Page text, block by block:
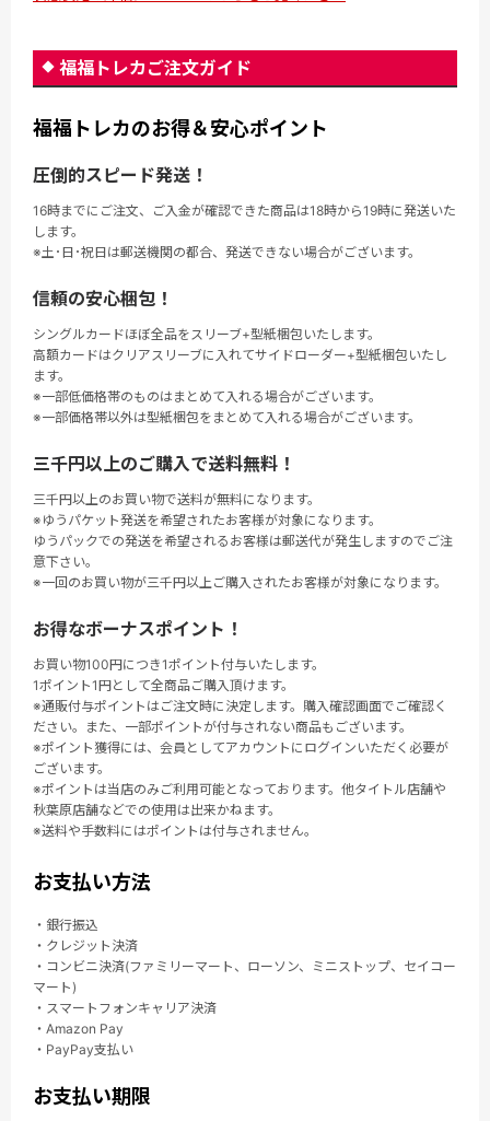
福福トレカご注文ガイド
福福トレカのお得＆安心ポイント
圧倒的スピード発送！
16時までにご注文、ご入金が確認できた商品は18時から19時に発送いた
します。
※土･日･祝日は郵送機関の都合、発送できない場合がございます。
信頼の安心梱包！
シングルカードほぼ全品をスリーブ+型紙梱包いたします。
高額カードはクリアスリーブに入れてサイドローダー+型紙梱包いたし
ます。
※一部低価格帯のものはまとめて入れる場合がございます。
※一部価格帯以外は型紙梱包をまとめて入れる場合がございます。
三千円以上のご購入で送料無料！
三千円以上のお買い物で送料が無料になります。
※ゆうパケット発送を希望されたお客様が対象になります。
ゆうパックでの発送を希望されるお客様は郵送代が発生しますのでご注
意下さい。
※一回のお買い物が三千円以上ご購入されたお客様が対象になります。
お得なボーナスポイント！
お買い物100円につき1ポイント付与いたします。
1ポイント1円として全商品ご購入頂けます。
※通販付与ポイントはご注文時に決定します。購入確認画面でご確認く
ださい。また、一部ポイントが付与されない商品もございます。
※ポイント獲得には、会員としてアカウントにログインいただく必要が
ございます。
※ポイントは当店のみご利用可能となっております。他タイトル店舗や
秋葉原店舗などでの使用は出来かねます。
※送料や手数料にはポイントは付与されません。
お支払い方法
・銀行振込
・クレジット決済
・コンビニ決済(ファミリーマート、ローソン、ミニストップ、セイコー
マート)
・スマートフォンキャリア決済
・Amazon Pay
・PayPay支払い
お支払い期限